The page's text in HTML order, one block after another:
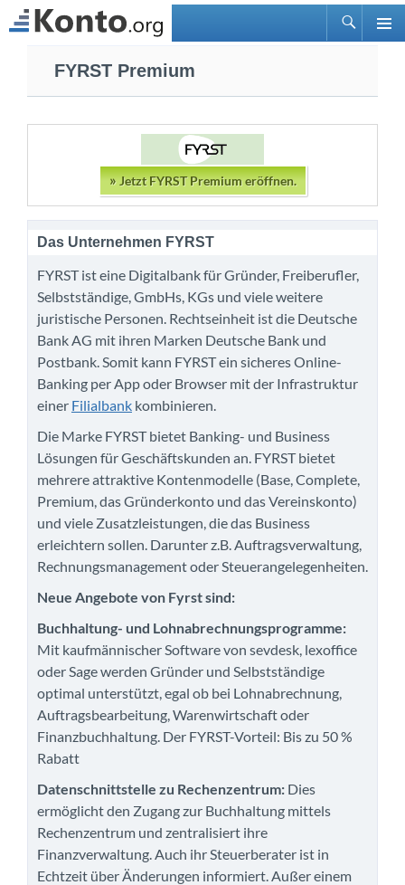
Suchen
springen
FYRST Premium
»Jetzt FYRST Premium eröffnen.
Das Unternehmen FYRST
FYRST ist eine Digitalbank für Gründer, Freiberufler,
Selbstständige, GmbHs, KGs und viele weitere
juristische Personen. Rechtseinheit ist die Deutsche
Bank AG mit ihren Marken Deutsche Bank und
Postbank. Somit kann FYRST ein sicheres Online-
Banking per App oder Browser mit der Infrastruktur
einer Filialbank kombinieren.
Die Marke FYRST bietet Banking- und Business
Lösungen für Geschäftskunden an. FYRST bietet
mehrere attraktive Kontenmodelle (Base, Complete,
Premium, das Gründerkonto und das Vereinskonto)
und viele Zusatzleistungen, die das Business
erleichtern sollen. Darunter z.B. Auftragsverwaltung,
Rechnungsmanagement oder Steuerangelegenheiten.
Neue Angebote von Fyrst sind:
Buchhaltung- und Lohnabrechnungsprogramme:
Mit kaufmännischer Software von sevdesk, lexoffice
oder Sage werden Gründer und Selbstständige
optimal unterstützt, egal ob bei Lohnabrechnung,
Auftragsbearbeitung, Warenwirtschaft oder
Finanzbuchhaltung. Der FYRST-Vorteil: Bis zu 50 %
Rabatt
Datenschnittstelle zu Rechenzentrum: Dies
ermöglicht den Zugang zur Buchhaltung mittels
Rechenzentrum und zentralisiert ihre
Finanzverwaltung. Auch ihr Steuerberater ist in
Echtzeit über Änderungen informiert. Außer einem